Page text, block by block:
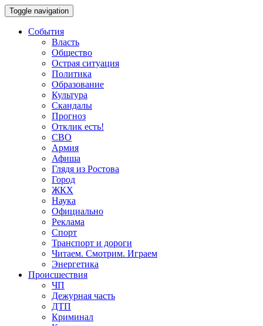
Toggle navigation
События
Власть
Общество
Острая ситуация
Политика
Образование
Культура
Скандалы
Прогноз
Отклик есть!
СВО
Армия
Афиша
Глядя из Ростова
Город
ЖКХ
Наука
Официально
Реклама
Спорт
Транспорт и дороги
Читаем. Смотрим. Играем
Энергетика
Происшествия
ЧП
Дежурная часть
ДТП
Криминал